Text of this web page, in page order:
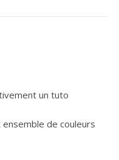
un tuto
ensemble de couleurs